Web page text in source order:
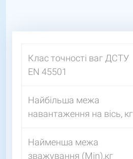
Клас точності ваг ДСТУ
EN 45501
Найбільша межа
навантаження на вісь, кг
Найменша межа
зважування (Min),кг